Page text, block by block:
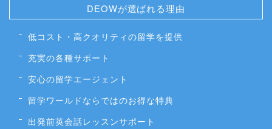
DEOWが選ばれる理由
低コスト・高クオリティの留学を提供
充実の各種サポート
安心の留学エージェント
留学ワールドならではのお得な特典
出発前英会話レッスンサポート